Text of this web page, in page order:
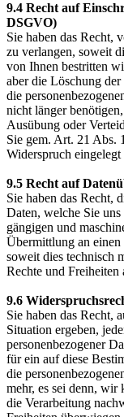
9.4 Recht auf
DSGVO)
Sie haben das Recht,
zu verlangen, soweit
von Ihnen bestritten
aber die Löschung
die
nicht länger
Ausübung oder
Sie gem. Art. 21 Abs.
Widerspruch eingelegt
9.5 Recht auf
Sie haben das Recht,
Daten, welche Sie
gängigen und
Übermittlung an
soweit dies technisch
Rechte und Freiheiten
9.6
Sie haben das Recht,
Situation ergeben,
personenbezogener
für ein auf diese
die
mehr, es sei denn,
die Verarbeitung